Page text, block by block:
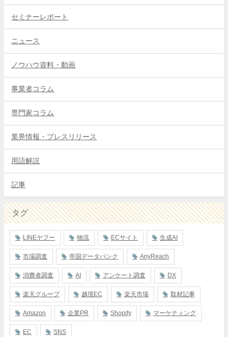
セミナーレポート
ニュース
ノウハウ資料・動画
事業者コラム
専門家コラム
業界情報・プレスリリース
用語解説
記事
タグ
LINEヤフー 物流 ECサイト 生成AI
市場調査 帝国データバンク AnyReach
消費者調査 AI アンケート調査 DX
楽天グループ 越境EC 楽天市場 取材記事
Amazon 企業PR Shopify マーケティング
EC SNS